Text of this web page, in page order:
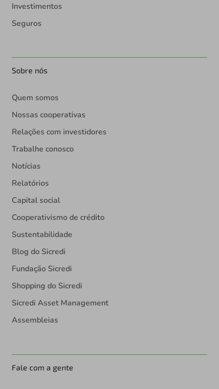
Investimentos
Seguros
Sobre nós
Quem somos
Nossas cooperativas
Relações com investidores
Trabalhe conosco
Notícias
Relatórios
Capital social
Cooperativismo de crédito
Sustentabilidade
Blog do Sicredi
Fundação Sicredi
Shopping do Sicredi
Sicredi Asset Management
Assembleias
Fale com a gente